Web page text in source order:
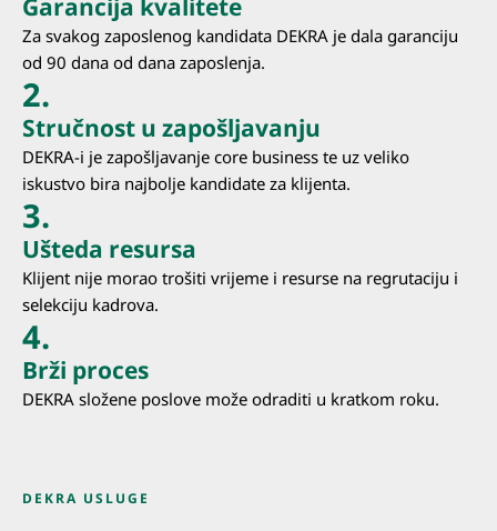
Garancija kvalitete
Za svakog zaposlenog kandidata DEKRA je dala garanciju
od 90 dana od dana zaposlenja.
2.
Stručnost u zapošljavanju
DEKRA-i je zapošljavanje core business te uz veliko
iskustvo bira najbolje kandidate za klijenta.
3.
Ušteda resursa
Klijent nije morao trošiti vrijeme i resurse na regrutaciju i
selekciju kadrova.
4.
Brži proces
DEKRA složene poslove može odraditi u kratkom roku.
DEKRA USLUGE